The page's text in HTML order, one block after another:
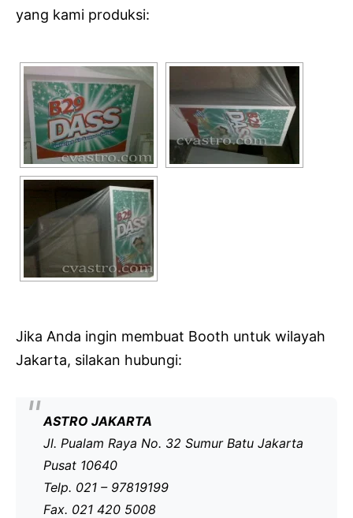
yang kami produksi:
Jika Anda ingin membuat Booth untuk wilayah
Jakarta, silakan hubungi:
ASTRO JAKARTA
Jl. Pualam Raya No. 32 Sumur Batu Jakarta
Pusat 10640
Telp. 021 – 97819199
Fax. 021 420 5008